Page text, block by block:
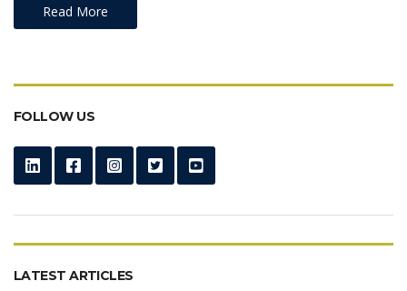
Read More
FOLLOW US
LATEST ARTICLES